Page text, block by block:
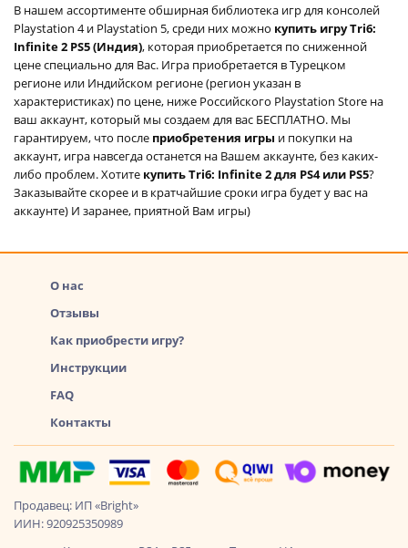
В нашем ассортименте обширная библиотека игр для консолей
Playstation 4 и Playstation 5, среди них можно купить игру Tri6:
Infinite 2 PS5 (Индия), которая приобретается по сниженной
цене специально для Вас. Игра приобретается в Турецком
регионе или Индийском регионе (регион указан в
характеристиках) по цене, ниже Российского Playstation Store на
ваш аккаунт, который мы создаем для вас БЕСПЛАТНО. Мы
гарантируем, что после приобретения игры и покупки на
аккаунт, игра навсегда останется на Вашем аккаунте, без каких-
либо проблем. Хотите купить Tri6: Infinite 2 для PS4 или PS5?
Заказывайте скорее и в кратчайшие сроки игра будет у вас на
аккаунте) И заранее, приятной Вам игры)
О нас
Отзывы
Как приобрести игру?
Инструкции
FAQ
Контакты
Продавец: ИП «Bright»
ИИН: 920925350989